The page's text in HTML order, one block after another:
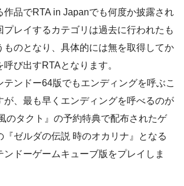
作品でRTA in Japanでも何度か披露され
プレイするカテゴリは過去に行われたも
ものとなり、具体的には無を取得してか
び出すRTAとなります。
テンドー64版でもエンディングを呼ぶこ
が、最も早くエンディングを呼べるのが
のタクト』の予約特典で配布されたゲ
『ゼルダの伝説 時のオカリナ』となる
ンドーゲームキューブ版をプレイしま